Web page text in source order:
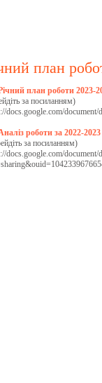
план
план роботи 2023-
за посиланням)
docs.google.com/
роботи за 2022-
за посиланням)
docs.google.com/